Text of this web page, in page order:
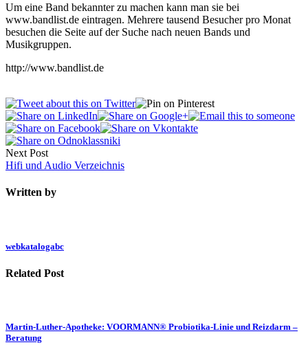
Um eine Band bekannter zu machen kann man sie bei
www.bandlist.de eintragen. Mehrere tausend Besucher pro Monat
besuchen die Seite auf der Suche nach neuen Bands und
Musikgruppen.
http://www.bandlist.de
Next Post
Hifi und Audio Verzeichnis
Written by
webkatalogabc
Related Post
Martin-Luther-Apotheke: VOORMANN® Probiotika-Linie und Reizdarm –
Beratung